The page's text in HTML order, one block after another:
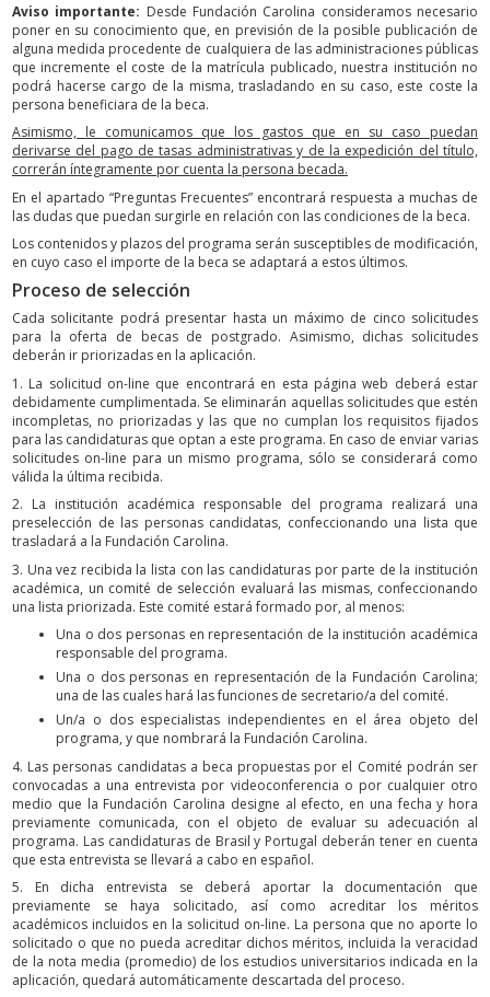
Aviso importante: Desde Fundación Carolina consideramos necesario
poner en su conocimiento que, en previsión de la posible publicación de
alguna medida procedente de cualquiera de las administraciones públicas
que incremente el coste de la matrícula publicado, nuestra institución no
podrá hacerse cargo de la misma, trasladando en su caso, este coste la
persona beneficiara de la beca.
Asimismo, le comunicamos que los gastos que en su caso puedan
derivarse del pago de tasas administrativas y de la expedición del título,
correrán íntegramente por cuenta la persona becada.
En el apartado “Preguntas Frecuentes” encontrará respuesta a muchas de
las dudas que puedan surgirle en relación con las condiciones de la beca.
Los contenidos y plazos del programa serán susceptibles de modificación,
en cuyo caso el importe de la beca se adaptará a estos últimos.
Proceso de selección
Cada solicitante podrá presentar hasta un máximo de cinco solicitudes
para la oferta de becas de postgrado. Asimismo, dichas solicitudes
deberán ir priorizadas en la aplicación.
1. La solicitud on-line que encontrará en esta página web deberá estar
debidamente cumplimentada. Se eliminarán aquellas solicitudes que estén
incompletas, no priorizadas y las que no cumplan los requisitos fijados
para las candidaturas que optan a este programa. En caso de enviar varias
solicitudes on-line para un mismo programa, sólo se considerará como
válida la última recibida.
2. La institución académica responsable del programa realizará una
preselección de las personas candidatas, confeccionando una lista que
trasladará a la Fundación Carolina.
3. Una vez recibida la lista con las candidaturas por parte de la institución
académica, un comité de selección evaluará las mismas, confeccionando
una lista priorizada. Este comité estará formado por, al menos:
Una o dos personas en representación de la institución académica
responsable del programa.
Una o dos personas en representación de la Fundación Carolina;
una de las cuales hará las funciones de secretario/a del comité.
Un/a o dos especialistas independientes en el área objeto del
programa, y que nombrará la Fundación Carolina.
4. Las personas candidatas a beca propuestas por el Comité podrán ser
convocadas a una entrevista por videoconferencia o por cualquier otro
medio que la Fundación Carolina designe al efecto, en una fecha y hora
previamente comunicada, con el objeto de evaluar su adecuación al
programa. Las candidaturas de Brasil y Portugal deberán tener en cuenta
que esta entrevista se llevará a cabo en español.
5. En dicha entrevista se deberá aportar la documentación que
previamente se haya solicitado, así como acreditar los méritos
académicos incluidos en la solicitud on-line. La persona que no aporte lo
solicitado o que no pueda acreditar dichos méritos, incluida la veracidad
de la nota media (promedio) de los estudios universitarios indicada en la
aplicación, quedará automáticamente descartada del proceso.